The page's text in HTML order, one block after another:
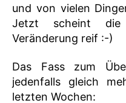
und von vielen
Jetzt scheint
Veränderung reif :-)
Das Fass zum
jedenfalls gleich
letzten Wochen: